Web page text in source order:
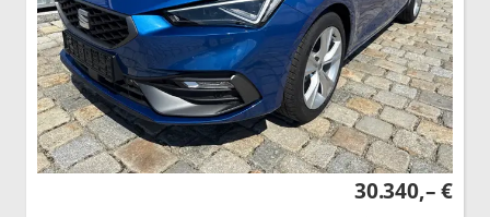
30.340,– €